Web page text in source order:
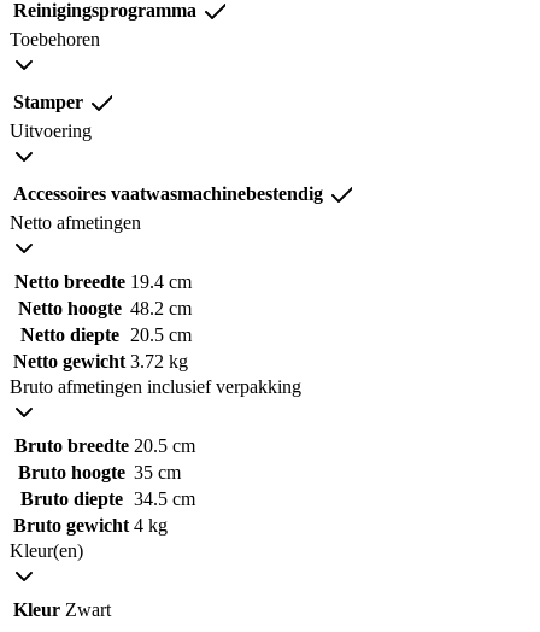
Reinigingsprogramma
Toebehoren
Stamper
Uitvoering
Accessoires vaatwasmachinebestendig
Netto afmetingen
Netto breedte 19.4 cm
Netto hoogte 48.2 cm
Netto diepte
20.5 cm
Netto gewicht 3.72 kg
Bruto afmetingen inclusief verpakking
Bruto breedte 20.5 cm
Bruto hoogte 35 cm
Bruto diepte 34.5 cm
Bruto gewicht 4 kg
Kleur(en)
Kleur Zwart